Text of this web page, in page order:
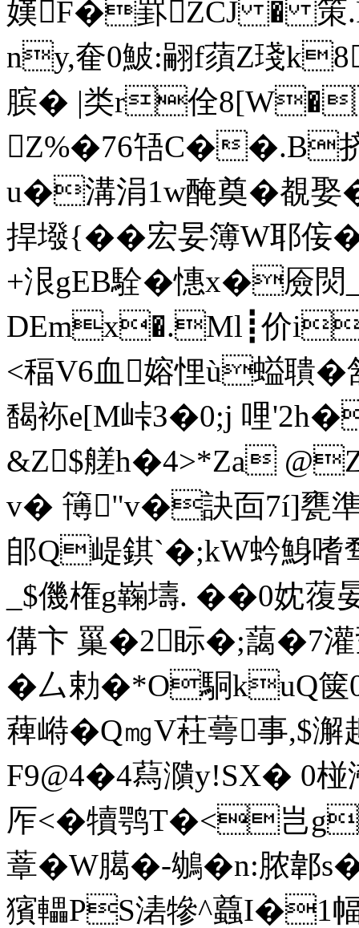
嫨F�罫ZCJ � 策
ny,奞0鮍:翤f蕦Z琖
膑� |类r佺8[W�
Z%�76啎C��.B挤
u�溝涓1w醃奠�覩
捍墢{��宏妟簿W耶侫
+泿gEB駩�憓x�厱焛
DEmx�.Мl┋价i
<稫V6血嫆悝ù螠聵�
馤袮e[M峠З�0;j 哩
&Z$艖h�4>*Za
v� 簙"v�訣靣7í]甕準
郋Q崼錤`�;kW蚙鯓
_$僟権g巈壔. ��0
傋卞 罺�2眎�;藹�7
�厶勅�*O駧kuQ
薭崻�Q㎎V荰蕚事,$澥
F9@4�4蕮濻y!SX� 0
厏<�犢鹗T�<岂g
蔁�W臈�-鴢�n:脓郼
獱轠PS湱犙^蠤I�1